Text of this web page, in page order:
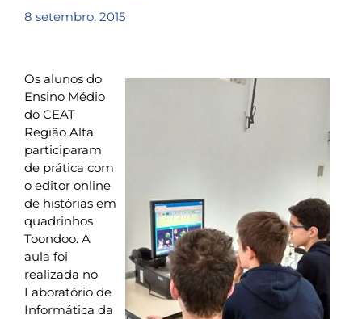
8 setembro, 2015
Os alunos do
Ensino Médio
do CEAT
Região Alta
participaram
de prática com
o editor online
de histórias em
quadrinhos
Toondoo. A
aula foi
realizada no
Laboratório de
Informática da